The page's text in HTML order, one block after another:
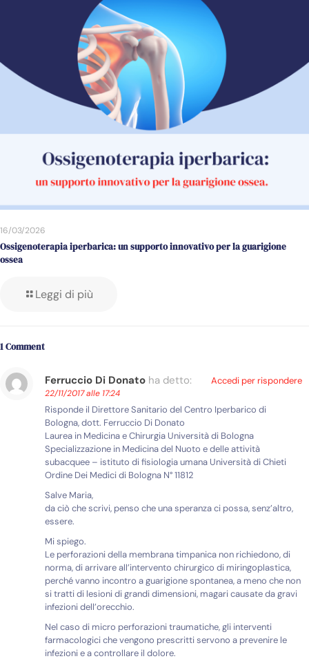
16/03/2026
Ossigenoterapia iperbarica: un supporto innovativo per la guarigione
ossea
Leggi di più
1 Comment
Ferruccio Di Donato ha detto:
22/11/2017 alle 17:24
Risponde il Direttore Sanitario del Centro Iperbarico di
Bologna, dott. Ferruccio Di Donato
Laurea in Medicina e Chirurgia Università di Bologna
Specializzazione in Medicina del Nuoto e delle attività
subacquee – istituto di fisiologia umana Università di Chieti
Ordine Dei Medici di Bologna N° 11812
Salve Maria,
da ciò che scrivi, penso che una speranza ci possa, senz’altro,
essere.
Mi spiego.
Le perforazioni della membrana timpanica non richiedono, di
norma, di arrivare all’intervento chirurgico di miringoplastica,
perché vanno incontro a guarigione spontanea, a meno che non
si tratti di lesioni di grandi dimensioni, magari causate da gravi
infezioni dell’orecchio.
Nel caso di micro perforazioni traumatiche, gli interventi
farmacologici che vengono prescritti servono a prevenire le
infezioni e a controllare il dolore.
Accedi per rispondere